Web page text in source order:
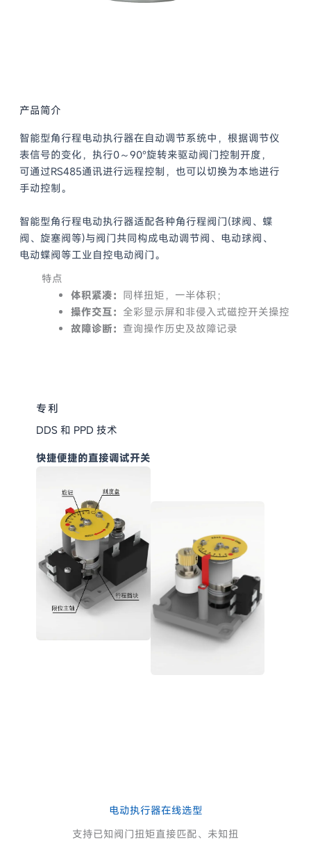
产品简介
智能型角行程电动执行器在自动调节系统中，根据调节仪
表信号的变化，执行0～90°旋转来驱动阀门控制开度，
可通过RS485通讯进行远程控制，也可以切换为本地进行
手动控制。
智能型角行程电动执行器适配各种角行程阀门(球阀、蝶
阀、旋塞阀等)与阀门共同构成电动调节阀、电动球阀、
电动蝶阀等工业自控电动阀门。
特点
体积紧凑： 同样扭矩，一半体积；
操作交互： 全彩显示屏和非侵入式磁控开关操控
故障诊断： 查询操作历史及故障记录
专利
DDS 和 PPD 技术
快捷便捷的直接调试开关
电动执行器在线选型
支持已知阀门扭矩直接匹配、未知扭